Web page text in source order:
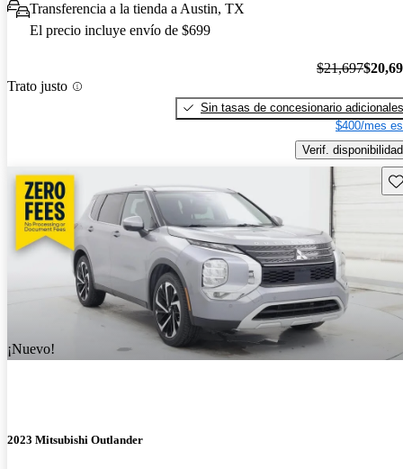
Transferencia a la tienda a Austin, TX
El precio incluye envío de $699
Trato justo
$21,697
Sin tasas de concesionario adicionales
$400/mes
Verif. disponibilidad
¡Nuevo!
2023 Mitsubishi Outlander